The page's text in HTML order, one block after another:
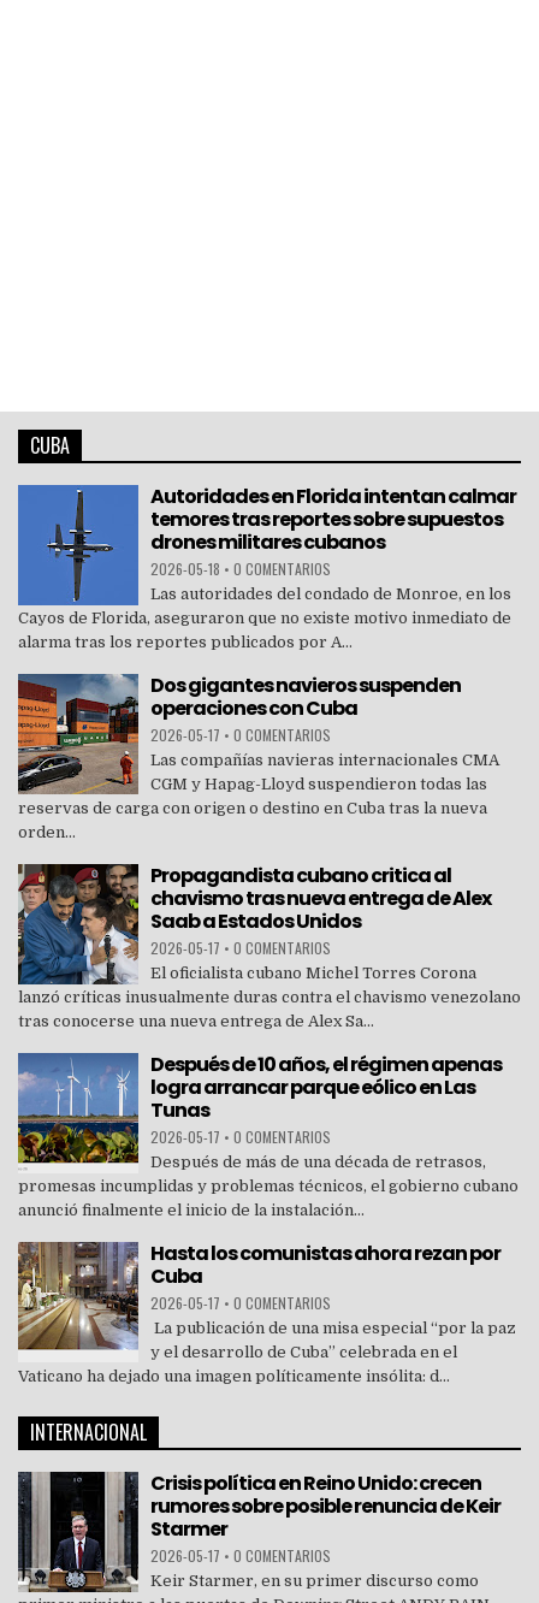
CUBA
Autoridades en Florida intentan calmar
temores tras reportes sobre supuestos
drones militares cubanos
2026-05-18 • 0 COMENTARIOS
Las autoridades del condado de Monroe, en los
Cayos de Florida, aseguraron que no existe motivo inmediato de
alarma tras los reportes publicados por A...
Dos gigantes navieros suspenden
operaciones con Cuba
2026-05-17 • 0 COMENTARIOS
Las compañías navieras internacionales CMA
CGM y Hapag-Lloyd suspendieron todas las
reservas de carga con origen o destino en Cuba tras la nueva
orden...
Propagandista cubano critica al
chavismo tras nueva entrega de Alex
Saab a Estados Unidos
2026-05-17 • 0 COMENTARIOS
El oficialista cubano Michel Torres Corona
lanzó críticas inusualmente duras contra el chavismo venezolano
tras conocerse una nueva entrega de Alex Sa...
Después de 10 años, el régimen apenas
logra arrancar parque eólico en Las
Tunas
2026-05-17 • 0 COMENTARIOS
Después de más de una década de retrasos,
promesas incumplidas y problemas técnicos, el gobierno cubano
anunció finalmente el inicio de la instalación...
Hasta los comunistas ahora rezan por
Cuba
2026-05-17 • 0 COMENTARIOS
La publicación de una misa especial “por la paz
y el desarrollo de Cuba” celebrada en el
Vaticano ha dejado una imagen políticamente insólita: d...
INTERNACIONAL
Crisis política en Reino Unido: crecen
rumores sobre posible renuncia de Keir
Starmer
2026-05-17 • 0 COMENTARIOS
Keir Starmer, en su primer discurso como